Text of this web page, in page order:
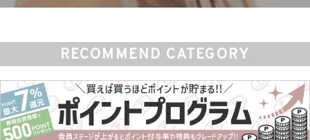
価格（税込）
〜
RECOMMEND CATEGORY